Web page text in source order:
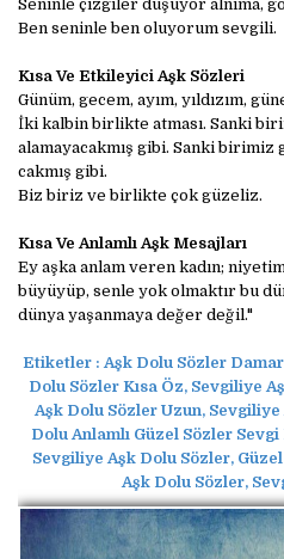
Seninle çizgiler düşüyor alnıma,
Ben seninle ben oluyorum sevgili.
Kısa Ve Etkileyici Aşk Sözleri
Günüm, gecem, ayım, yıldızım,
İki kalbin birlikte atması. Sanki
alamayacakmış gibi. Sanki
cakmış gibi.
Biz biriz ve birlikte çok güzeliz.
Kısa Ve Anlamlı Aşk Mesajları
Ey aşka anlam veren kadın;
büyüyüp, senle yok olmaktır bu
dünya yaşanmaya değer değil."
Etiketler :Aşk Dolu Sözler
Dolu Sözler Kısa Öz, Sevgiliye
Aşk Dolu Sözler Uzun,
Dolu Anlamlı Güzel Sözler
Sevgiliye Aşk Dolu Sözler,
Aşk Dolu Sözler,